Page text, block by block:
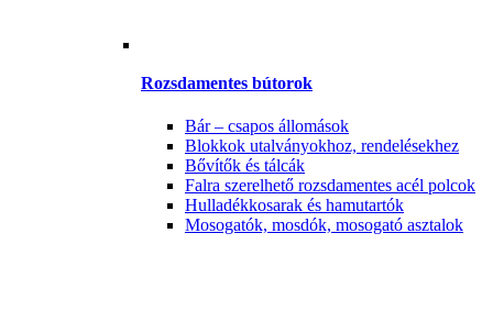
Rozsdamentes bútorok
Bár – csapos állomások
Blokkok utalványokhoz, rendelésekhez
Bővítők és tálcák
Falra szerelhető rozsdamentes acél polcok
Hulladékkosarak és hamutartók
Mosogatók, mosdók, mosogató asztalok